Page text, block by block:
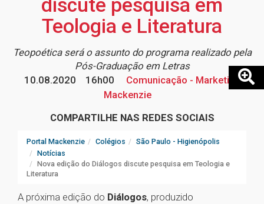
discute pesquisa em
Teologia e Literatura
Teopoética será o assunto do programa realizado pela
Pós-Graduação em Letras
10.08.2020
16h00
Comunicação - Marketing
Mackenzie
COMPARTILHE NAS REDES SOCIAIS
Portal Mackenzie Colégios
São Paulo - Higienópolis
Notícias
Nova edição do Diálogos discute pesquisa em Teologia e
Literatura
A próxima edição do Diálogos, produzido